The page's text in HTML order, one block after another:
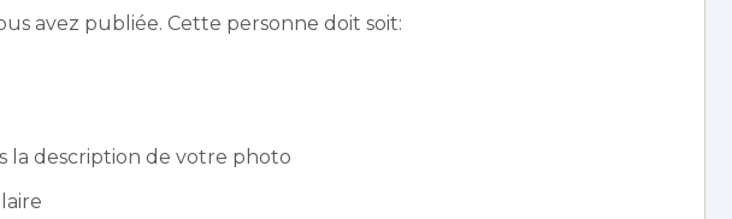
avez publiée. Cette personne doit soit:
la description de votre photo